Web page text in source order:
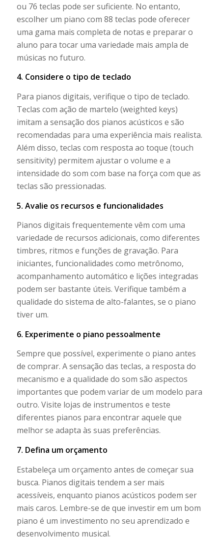
ou 76 teclas pode ser suficiente. No entanto,
escolher um piano com 88 teclas pode oferecer
uma gama mais completa de notas e preparar o
aluno para tocar uma variedade mais ampla de
músicas no futuro.
4. Considere o tipo de teclado
Para pianos digitais, verifique o tipo de teclado.
Teclas com ação de martelo (weighted keys)
imitam a sensação dos pianos acústicos e são
recomendadas para uma experiência mais realista.
Além disso, teclas com resposta ao toque (touch
sensitivity) permitem ajustar o volume e a
intensidade do som com base na força com que as
teclas são pressionadas.
5. Avalie os recursos e funcionalidades
Pianos digitais frequentemente vêm com uma
variedade de recursos adicionais, como diferentes
timbres, ritmos e funções de gravação. Para
iniciantes, funcionalidades como metrônomo,
acompanhamento automático e lições integradas
podem ser bastante úteis. Verifique também a
qualidade do sistema de alto-falantes, se o piano
tiver um.
6. Experimente o piano pessoalmente
Sempre que possível, experimente o piano antes
de comprar. A sensação das teclas, a resposta do
mecanismo e a qualidade do som são aspectos
importantes que podem variar de um modelo para
outro. Visite lojas de instrumentos e teste
diferentes pianos para encontrar aquele que
melhor se adapta às suas preferências.
7. Defina um orçamento
Estabeleça um orçamento antes de começar sua
busca. Pianos digitais tendem a ser mais
acessíveis, enquanto pianos acústicos podem ser
mais caros. Lembre-se de que investir em um bom
piano é um investimento no seu aprendizado e
desenvolvimento musical.